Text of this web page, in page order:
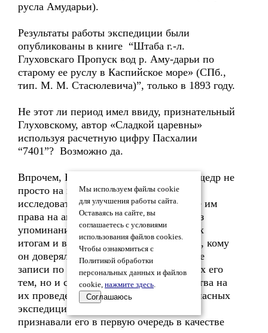
русла Амударьи).
Результаты работы экспедиции были
опубликованы в книге “Штаба г.-л.
Глуховскаго Пропуск вод р. Аму-дарьи по
старому ее руслу в Каспийское море» (СПб.,
тип. М. М. Стасюлевича)”, только в 1893 году.
Не этот ли период имел ввиду, признательный
Глуховскому, автор «Сладкой царевны»
используя расчетную цифру Пасхалии
“7401”? Возможно да.
Впрочем, Великий Князь вообще был щедр не
просто на признание талантливых
исследователей, но и на представление им
права на авторство научных трудов, без
упоминания своей сопричастности к их
итогам и выводам. В свою очередь и те, кому
он доверял не только свои дневниковые
записи по исследованию интересующих его
тем, но и серьезные финансовые средства на
их проведение в сложных и порой и опасных
экспедиционных условиях, публично
признавали его в первую очередь в качестве
Мы используем файлы cookie
для улучшения работы сайта.
Оставаясь на сайте, вы
соглашаетесь с условиями
использования файлов cookies.
Чтобы ознакомиться с
Политикой обработки
персональных данных и файлов
cookie, нажмите здесь.
Соглашаюсь